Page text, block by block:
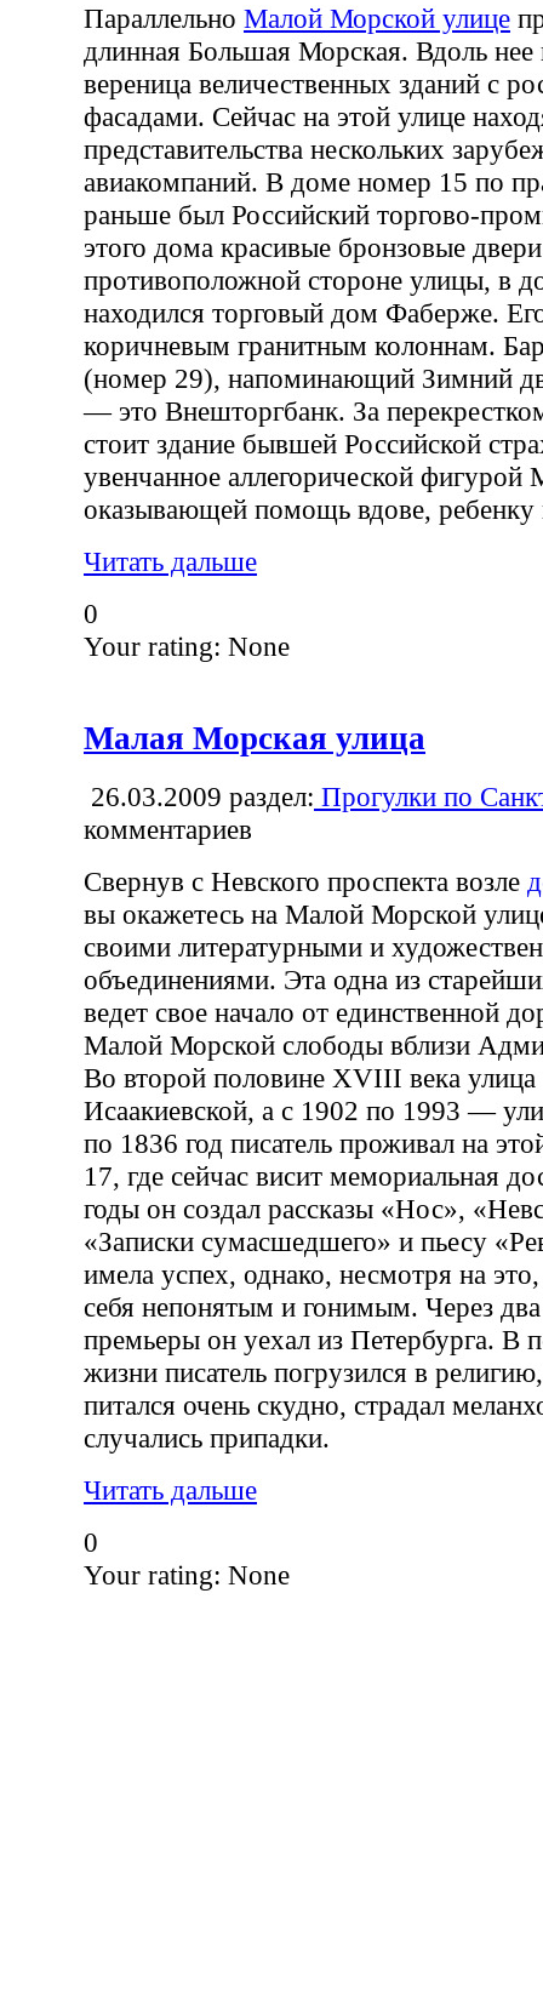
Параллельно Малой Морской улице
длинная Большая Морская. Вдоль нее
вереница величественных зданий с
фасадами. Сейчас на этой улице
представительства нескольких
авиакомпаний. В доме номер 15 по
раньше был Российский торгово-
этого дома красивые бронзовые
противоположной стороне улицы, в
находился торговый дом Фаберже.
коричневым гранитным колоннам.
(номер 29), напоминающий Зимний
— это Внешторгбанк. За
стоит здание бывшей Российской
увенчанное аллегорической фигурой
оказывающей помощь вдове, ребенку
Читать дальше
0
Your rating: None
Малая Морская улица
26.03.2009 раздел: Прогулки по
комментариев
Свернув с Невского проспекта возле
вы окажетесь на Малой Морской
своими литературными и
объединениями. Эта одна из
ведет свое начало от единственной
Малой Морской слободы вблизи
Во второй половине XVIII века улица
Исаакиевской, а с 1902 по 1993 —
по 1836 год писатель проживал на
17, где сейчас висит мемориальная
годы он создал рассказы «Нос»,
«Записки сумасшедшего» и пьесу
имела успех, однако, несмотря на
себя непонятым и гонимым. Через
премьеры он уехал из Петербурга. В
жизни писатель погрузился в
питался очень скудно, страдал
случались припадки.
Читать дальше
0
Your rating: None